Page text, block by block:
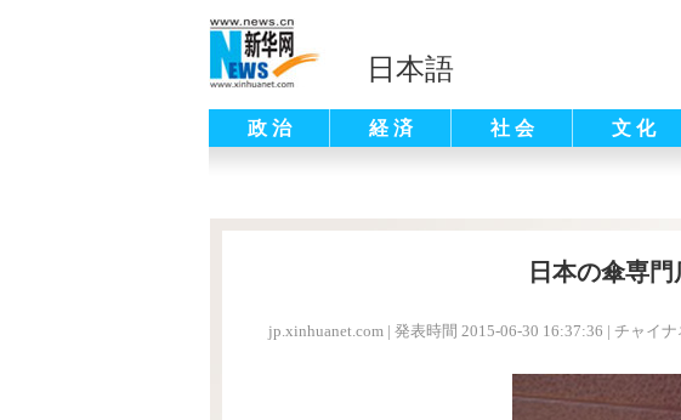
日本語
政 治 経 済 社 会 文 化
日本の傘専
jp.xinhuanet.com | 発表時間 2015-06-30 16:37:36 | チャイナ